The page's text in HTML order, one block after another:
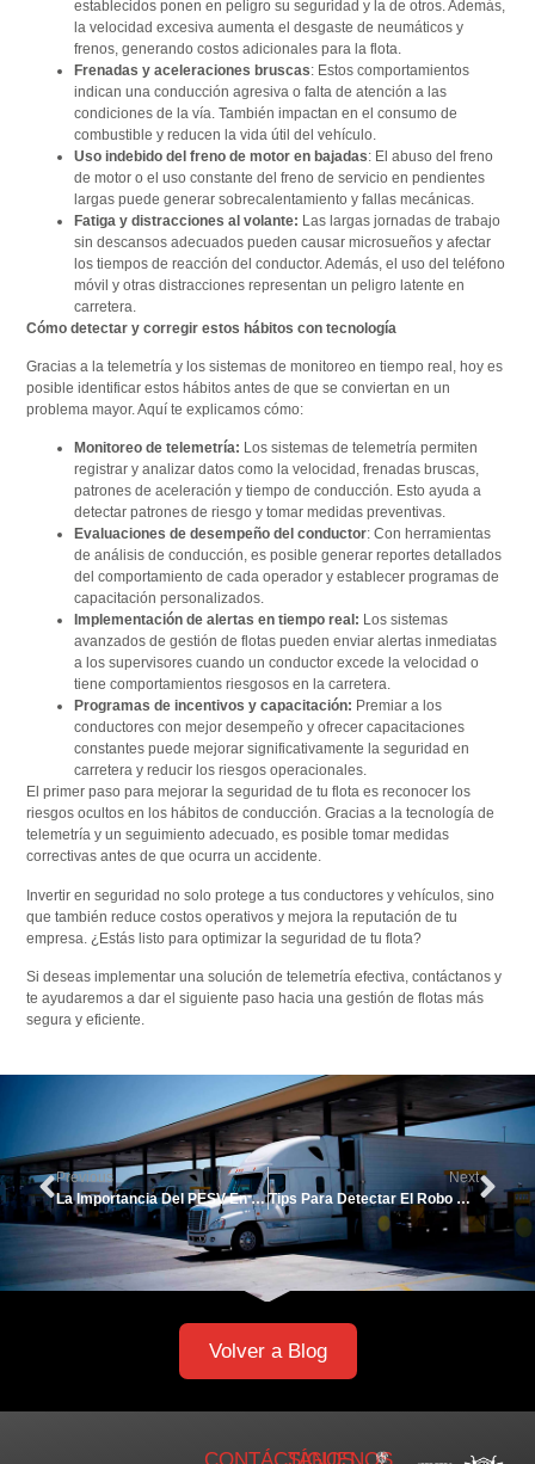
establecidos ponen en peligro su seguridad y la de otros. Además,
la velocidad excesiva aumenta el desgaste de neumáticos y
frenos, generando costos adicionales para la flota.
Frenadas y aceleraciones bruscas: Estos comportamientos
indican una conducción agresiva o falta de atención a las
condiciones de la vía. También impactan en el consumo de
combustible y reducen la vida útil del vehículo.
Uso indebido del freno de motor en bajadas: El abuso del freno
de motor o el uso constante del freno de servicio en pendientes
largas puede generar sobrecalentamiento y fallas mecánicas.
Fatiga y distracciones al volante: Las largas jornadas de trabajo
sin descansos adecuados pueden causar microsueños y afectar
los tiempos de reacción del conductor. Además, el uso del teléfono
móvil y otras distracciones representan un peligro latente en
carretera.
Cómo detectar y corregir estos hábitos con tecnología
Gracias a la telemetría y los sistemas de monitoreo en tiempo real, hoy es
posible identificar estos hábitos antes de que se conviertan en un
problema mayor. Aquí te explicamos cómo:
Monitoreo de telemetría: Los sistemas de telemetría permiten
registrar y analizar datos como la velocidad, frenadas bruscas,
patrones de aceleración y tiempo de conducción. Esto ayuda a
detectar patrones de riesgo y tomar medidas preventivas.
Evaluaciones de desempeño del conductor: Con herramientas
de análisis de conducción, es posible generar reportes detallados
del comportamiento de cada operador y establecer programas de
capacitación personalizados.
Implementación de alertas en tiempo real: Los sistemas
avanzados de gestión de flotas pueden enviar alertas inmediatas
a los supervisores cuando un conductor excede la velocidad o
tiene comportamientos riesgosos en la carretera.
Programas de incentivos y capacitación: Premiar a los
conductores con mejor desempeño y ofrecer capacitaciones
constantes puede mejorar significativamente la seguridad en
carretera y reducir los riesgos operacionales.
El primer paso para mejorar la seguridad de tu flota es reconocer los
riesgos ocultos en los hábitos de conducción. Gracias a la tecnología de
telemetría y un seguimiento adecuado, es posible tomar medidas
correctivas antes de que ocurra un accidente.
Invertir en seguridad no solo protege a tus conductores y vehículos, sino
que también reduce costos operativos y mejora la reputación de tu
empresa. ¿Estás listo para optimizar la seguridad de tu flota?
Si deseas implementar una solución de telemetría efectiva, contáctanos y
te ayudaremos a dar el siguiente paso hacia una gestión de flotas más
segura y eficiente.
Previous
La Importancia Del PESV En Colombia Y El Papel De La Telemetría
Next
Tips Para Detectar El Robo De Combustible Con Ayuda De Telemetría
Volver a Blog